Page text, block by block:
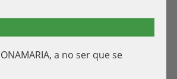
a no ser que se